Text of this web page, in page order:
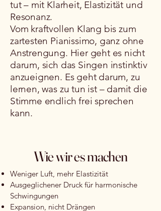
tut – mit Klarheit, Elastizität und
Resonanz.
Vom kraftvollen Klang bis zum
zartesten Pianissimo, ganz ohne
Anstrengung. Hier geht es nicht
darum, sich das Singen instinktiv
anzueignen. Es geht darum, zu
lernen, was zu tun ist – damit die
Stimme endlich frei sprechen
kann.
Wie wir es machen
Weniger Luft, mehr Elastizität
Ausgeglichener Druck für harmonische
Schwingungen
Expansion, nicht Drängen